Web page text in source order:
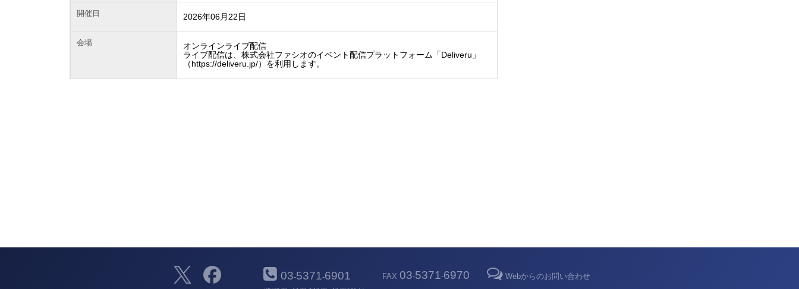
開催日 2026年06月22日
会場
オンラインライブ配信
ライブ配信は、株式会社ファシオのイベント配信プラットフォーム「Deliveru」
（https://deliveru.jp/）を利用します。
03-5371-6901 FAX 03-5371-6970 Webからのお問い合わせ